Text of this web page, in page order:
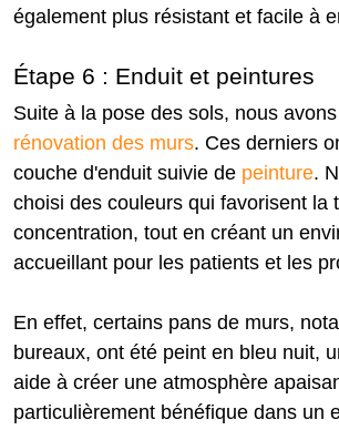
également plus résistant et facile à
Étape 6 : Enduit et peintures
Suite à la pose des sols, nous
rénovation des murs. Ces derniers
couche d'enduit suivie de peinture.
choisi des couleurs qui favorisent la
concentration, tout en créant un
accueillant pour les patients et les
En effet, certains pans de murs,
bureaux, ont été peint en bleu nuit,
aide à créer une atmosphère
particulièrement bénéfique dans un